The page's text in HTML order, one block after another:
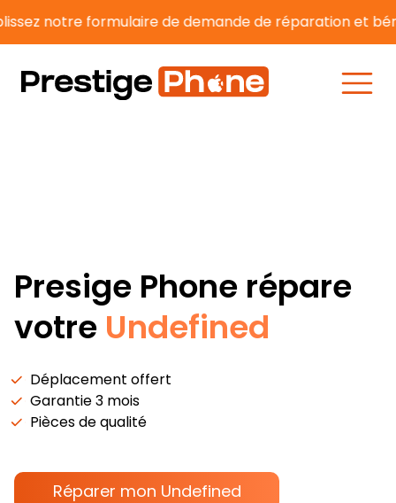
notre formulaire de demande de réparation et
Presige Phone répare
votre Undefined
Déplacement offert
Garantie 3 mois
Pièces de qualité
Réparer mon Undefined